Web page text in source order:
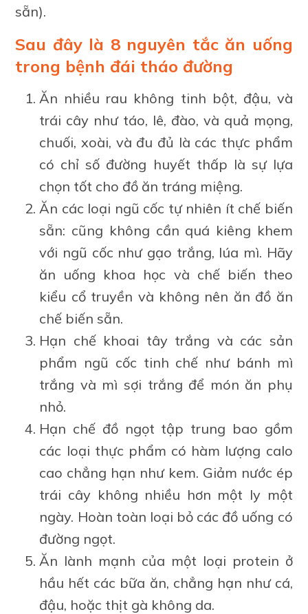
sẵn).
Sau đây là 8 nguyên tắc ăn uống
trong bệnh đái tháo đường
Ăn nhiều rau không tinh bột, đậu, và
trái cây như táo, lê, đào, và quả mọng,
chuối, xoài, và đu đủ là các thực phẩm
có chỉ số đường huyết thấp là sự lựa
chọn tốt cho đồ ăn tráng miệng.
Ăn các loại ngũ cốc tự nhiên ít chế biến
sẵn: cũng không cần quá kiêng khem
với ngũ cốc như gạo trắng, lúa mì. Hãy
ăn uống khoa học và chế biến theo
kiểu cổ truyền và không nên ăn đồ ăn
chế biến sẵn.
Hạn chế khoai tây trắng và các sản
phẩm ngũ cốc tinh chế như bánh mì
trắng và mì sợi trắng để món ăn phụ
nhỏ.
Hạn chế đồ ngọt tập trung bao gồm
các loại thực phẩm có hàm lượng calo
cao chẳng hạn như kem. Giảm nước ép
trái cây không nhiều hơn một ly một
ngày. Hoàn toàn loại bỏ các đồ uống có
đường ngọt.
Ăn lành mạnh của một loại protein ở
hầu hết các bữa ăn, chẳng hạn như cá,
đậu, hoặc thịt gà không da.